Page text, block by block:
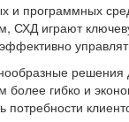
программных
играют
гибко и